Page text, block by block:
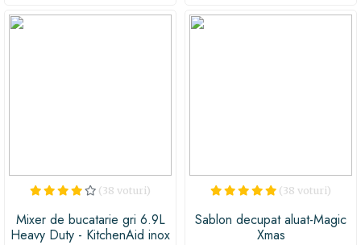
(38 voturi)
Mixer de bucatarie gri 6.9L
Heavy Duty - KitchenAid inox
(38 voturi)
Sablon decupat aluat-Magic
Xmas